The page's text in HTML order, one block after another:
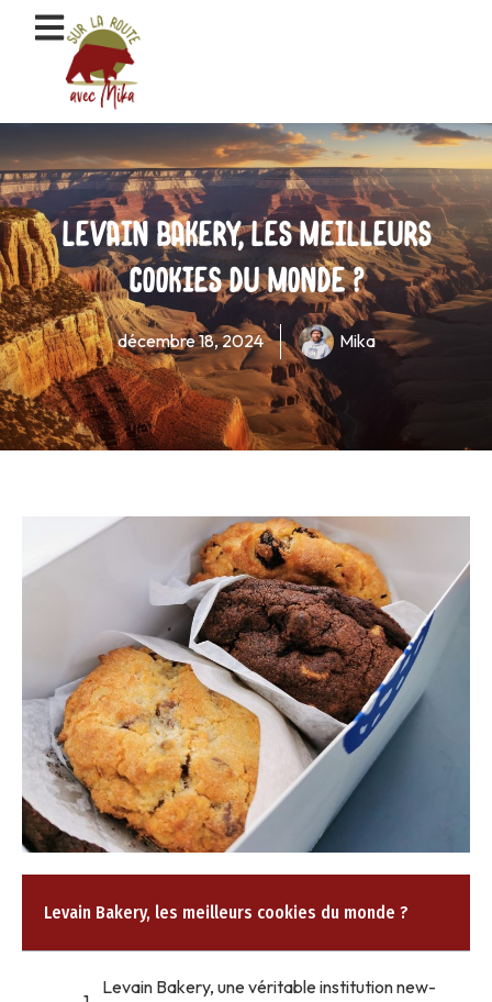
Levain Bakery, les meilleurs
cookies du monde ?
décembre 18, 2024 Mika
Levain Bakery, les meilleurs cookies du monde ?
Levain Bakery, une véritable institution new-